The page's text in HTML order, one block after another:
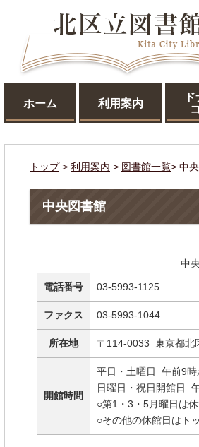
ホーム 利用案内
トップ> 利用案内 > 図書館一覧> 中
中央図書館
中
電話番号 03-5993-1125
ファクス 03-5993-1044
所在地 〒114-0033 東京都北
開館時間
平日・土曜日 午前9時
日曜日・祝日開館日
○第1・3・5月曜日は
○その他の休館日はト